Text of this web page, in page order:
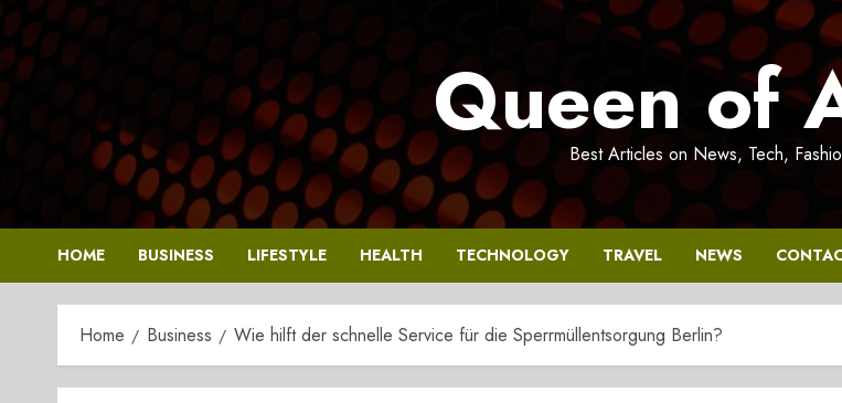
Skip
to
content
Queen of
Best Articles on News, Tech,
HOME BUSINESS LIFESTYLE HEALTH TECHNOLOGY TRAVEL NEWS
Home Business Wie hilft der schnelle Service für die Sperrmüllentsorgung Berlin?